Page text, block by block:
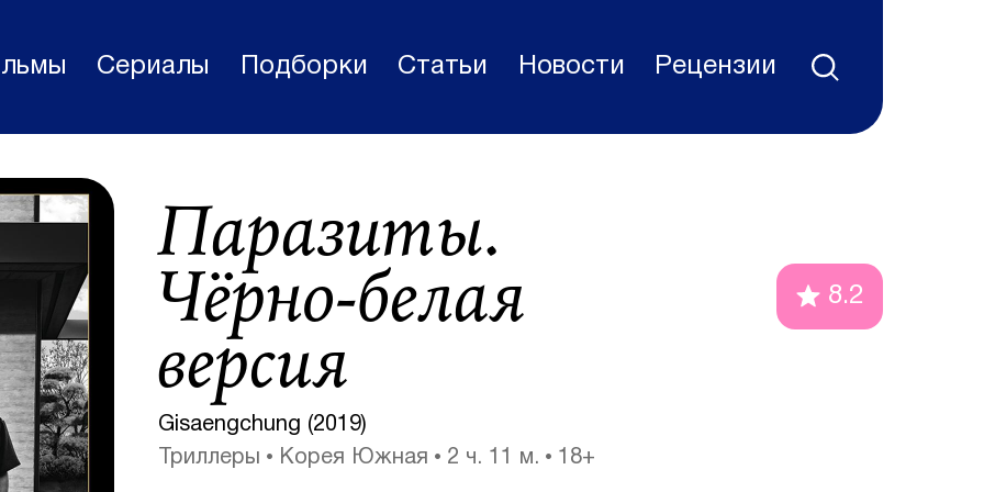
Статьи
Сериалы
Новости
Подборки
Рецензии
О нас
Авторы
Сериалы Подборки Статьи Новости Рецензии
Паразиты.
Чёрно-белая
версия
8.2
Gisaengchung (2019)
Триллеры
Корея Южная 2 ч. 11 м. 18+